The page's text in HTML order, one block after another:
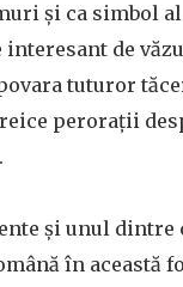
și ca simbol al
de
tuturor
perorații
și unul dintre
în această